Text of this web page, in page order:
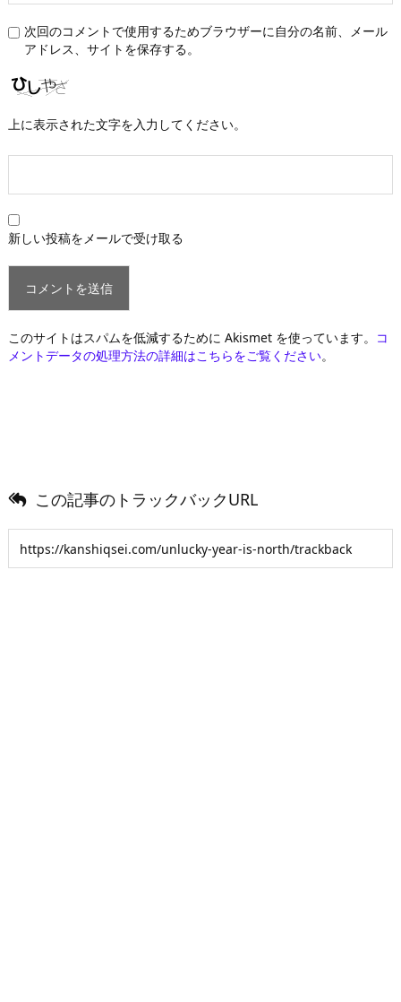
次回のコメントで使用するためブラウザーに自分の名前、メール
アドレス、サイトを保存する。
上に表示された文字を入力してください。
新しい投稿をメールで受け取る
このサイトはスパムを低減するために Akismet を使っています。 コ
メントデータの処理方法の詳細はこちらをご覧ください。
この記事のトラックバックURL